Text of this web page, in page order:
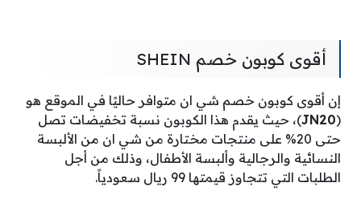
أقوى كوبون خصم SHEIN
إن أقوى كوبون خصم شي ان متوافر حاليًا في الموقع هو
(
JN20)، حيث يقدم هذا الكوبون نسبة تخفيضات تصل
حتى 20% على منتجات مختارة من شي ان من الألبسة
النسائية والرجالية وألبسة الأطفال، وذلك من أجل
الطلبات التي تتجاوز قيمتها 99 ريال سعودياً.